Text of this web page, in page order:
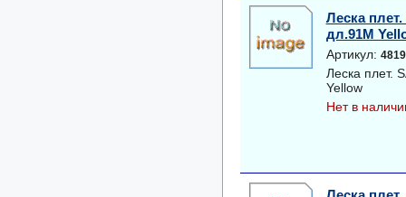
Леска
дл.91M
Артикул:
Леска плет.
Yellow
Нет в